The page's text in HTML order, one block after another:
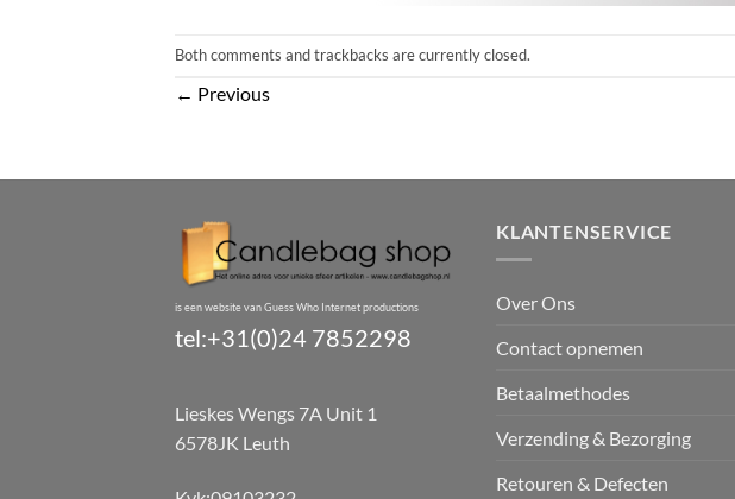
Both comments and trackbacks are currently closed.
← Previous
is een website van Guess Who Internet productions
tel:+31(0)24 7852298
Lieskes Wengs 7A Unit 1
6578JK Leuth
KLANTENSERVICE
Over Ons
Contact opnemen
Betaalmethodes
Verzending & Bezorging
Retouren & Defecten